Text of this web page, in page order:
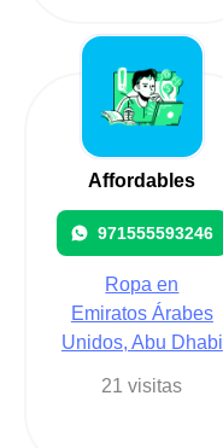
Affordables
971555593246
Ropa en
Emiratos Árabes
Unidos, Abu Dhabi
21 visitas